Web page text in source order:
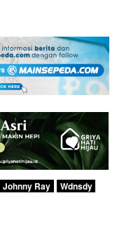
Johnny Ray
Wdnsdy